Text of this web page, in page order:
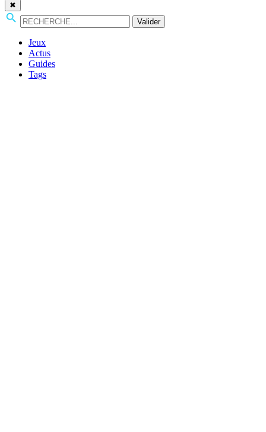
✖
Valider
Jeux
Actus
Guides
Tags